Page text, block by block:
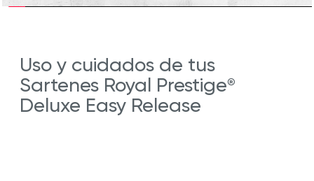
Uso y cuidados de tus
Sartenes Royal Prestige®
Deluxe Easy Release